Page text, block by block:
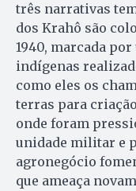
três narrativas
dos Krahô são
1940, marcada
indígenas
como eles os
terras para
onde foram
unidade militar e
agronegócio
que ameaça